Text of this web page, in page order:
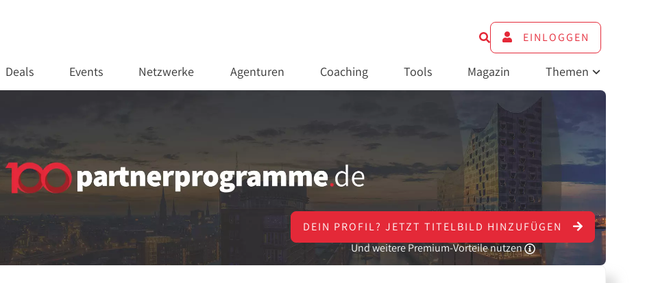
EINLOGGEN
Deals Events Netzwerke Agenturen Coaching Tools Magazin Themen
DEIN PROFIL? JETZT TITELBILD HINZUFÜGEN
Und weitere Premium-Vorteile nutzen